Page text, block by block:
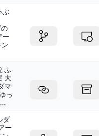
ぶ
ふ
大
マ
っ
ダ
ー